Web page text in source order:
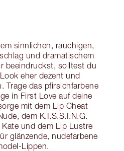
sinnlichen, rauchigen,
und dramatischem
beeindruckst, solltest du
eher dezent und
Trage das pfirsichfarbene
in First Love auf deine
mit dem Lip Cheat
dem K.I.S.S.I.N.G.
und dem Lip Lustre
glänzende, nudefarbene
Lippen.